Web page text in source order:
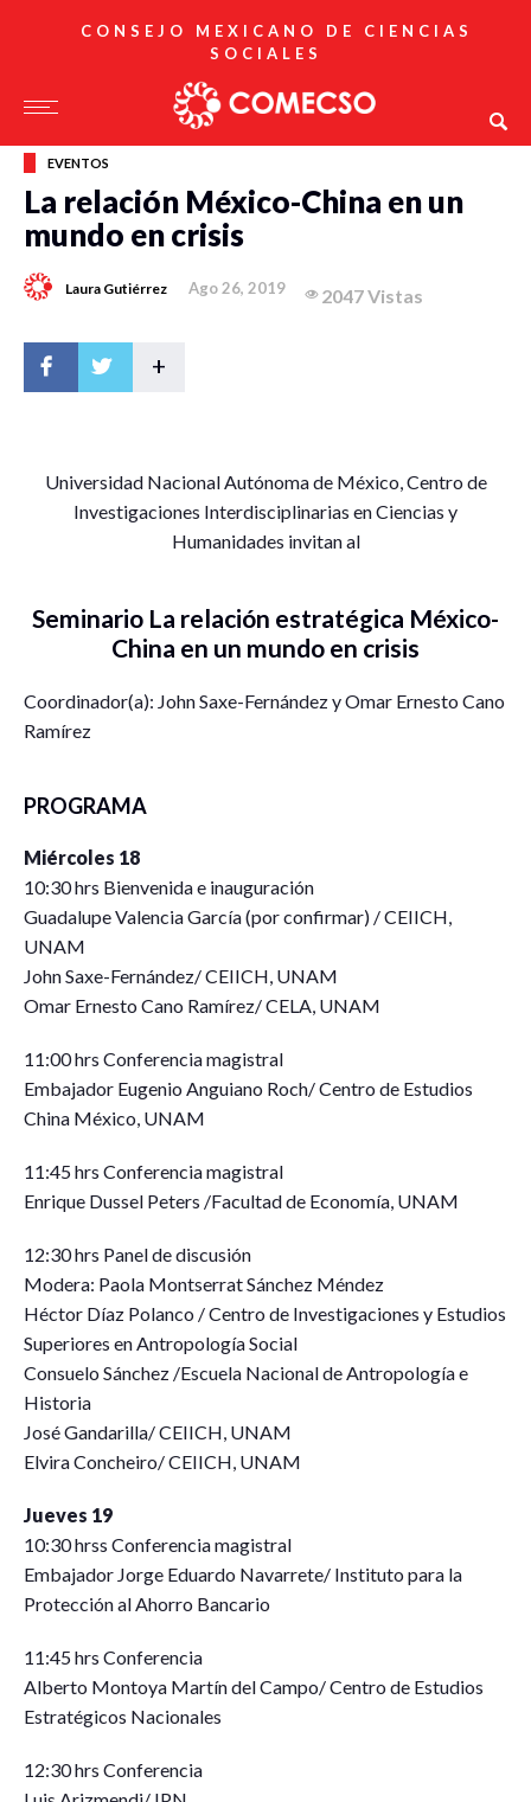
CONSEJO MEXICANO DE CIENCIAS
SOCIALES
EVENTOS
La relación México-China en un
mundo en crisis
Laura Gutiérrez Ago 26, 2019 2047 Vistas
+
Universidad Nacional Autónoma de México, Centro de
Investigaciones Interdisciplinarias en Ciencias y
Humanidades invitan al
Seminario La relación estratégica México-
China en un mundo en crisis
Coordinador(a): John Saxe-Fernández y Omar Ernesto Cano
Ramírez
PROGRAMA
Miércoles 18
10:30 hrs Bienvenida e inauguración
Guadalupe Valencia García (por confirmar) / CEIICH,
UNAM
John Saxe-Fernández/ CEIICH, UNAM
Omar Ernesto Cano Ramírez/ CELA, UNAM
11:00 hrs Conferencia magistral
Embajador Eugenio Anguiano Roch/ Centro de Estudios
China México, UNAM
11:45 hrs Conferencia magistral
Enrique Dussel Peters /Facultad de Economía, UNAM
12:30 hrs Panel de discusión
Modera: Paola Montserrat Sánchez Méndez
Héctor Díaz Polanco / Centro de Investigaciones y Estudios
Superiores en Antropología Social
Consuelo Sánchez /Escuela Nacional de Antropología e
Historia
José Gandarilla/ CEIICH, UNAM
Elvira Concheiro/ CEIICH, UNAM
Jueves 19
10:30 hrss Conferencia magistral
Embajador Jorge Eduardo Navarrete/ Instituto para la
Protección al Ahorro Bancario
11:45 hrs Conferencia
Alberto Montoya Martín del Campo/ Centro de Estudios
Estratégicos Nacionales
12:30 hrs Conferencia